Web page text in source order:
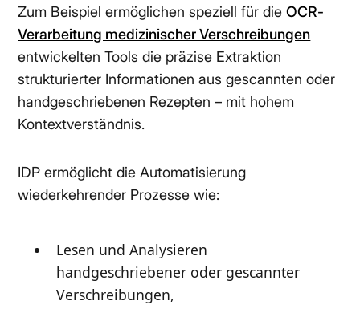
Zum Beispiel ermöglichen speziell für dieOCR-
Verarbeitung medizinischer Verschreibungen
entwickelten Tools die präzise Extraktion
strukturierter Informationen aus gescannten oder
handgeschriebenen Rezepten – mit hohem
Kontextverständnis.
IDP ermöglicht die Automatisierung
wiederkehrender Prozesse wie:
Lesen und Analysieren
handgeschriebener oder gescannter
Verschreibungen,